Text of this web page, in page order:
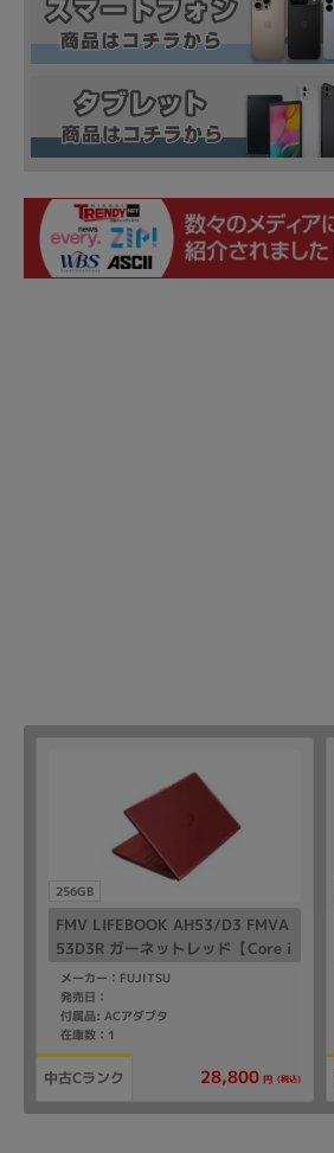
256GB
FMV LIFEBOOK AH53/D3 FMVA
53D3R ガーネットレッド【Core i
7(1.8GHz)/8GB/256GB SSD/Wi
n11Home】
メーカー：FUJITSU
発売日：
付属品: ACアダプタ
在庫数：1
中古Cランク 28,800 円 (税込)